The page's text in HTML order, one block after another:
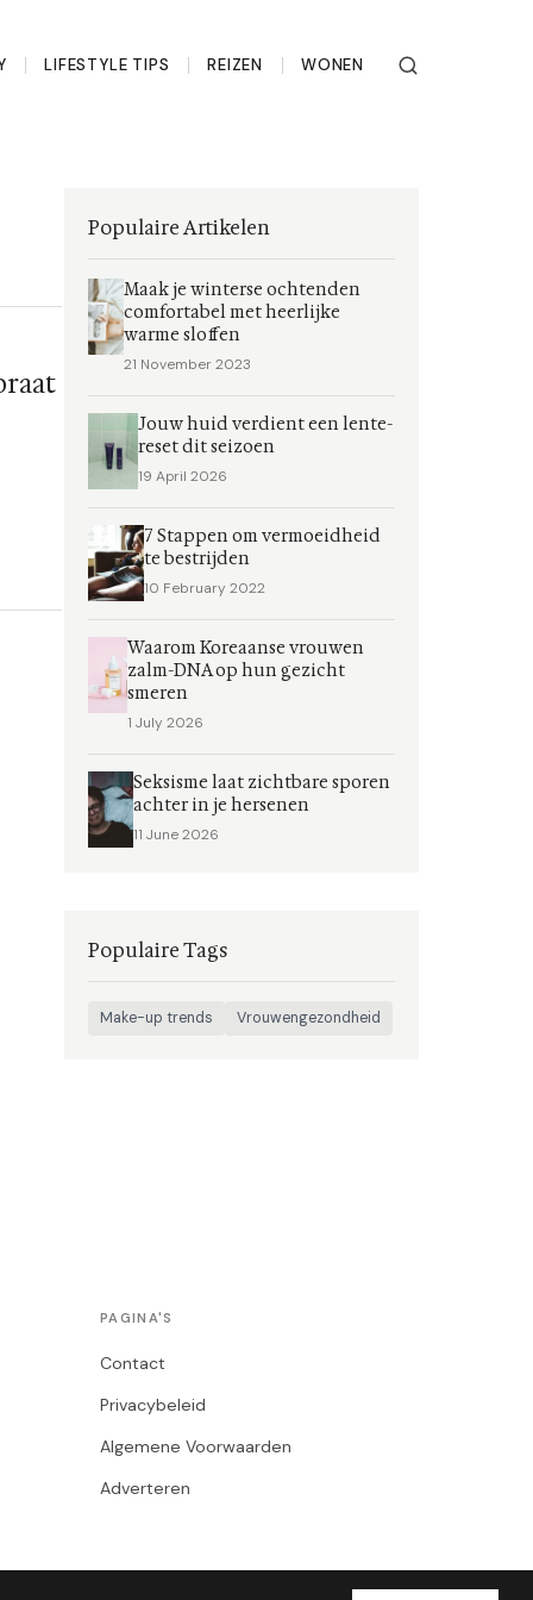
LIFESTYLE TIPS REIZEN WONEN
Populaire Artikelen
Maak je winterse ochtenden
comfortabel met heerlijke
warme sloffen
21 November 2023
Jouw huid verdient een lente-
reset dit seizoen
19 April 2026
7 Stappen om vermoeidheid
te bestrijden
10 February 2022
Waarom Koreaanse vrouwen
zalm-DNA op hun gezicht
smeren
1 July 2026
Seksisme laat zichtbare sporen
achter in je hersenen
11 June 2026
Populaire Tags
Make-up trends Vrouwengezondheid
PAGINA'S
Contact
Privacybeleid
Algemene Voorwaarden
Adverteren